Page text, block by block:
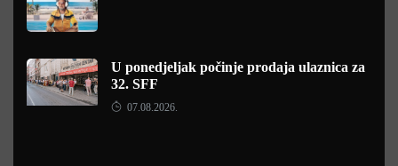
U ponedjeljak počinje prodaja ulaznica za
32. SFF
07.08.2026.